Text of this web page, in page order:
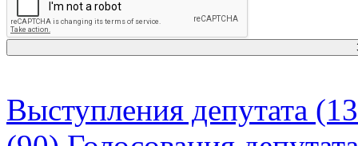
Выступления депутата